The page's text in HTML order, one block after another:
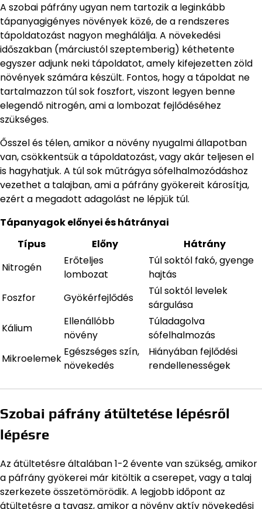
A szobai páfrány ugyan nem tartozik a leginkább
tápanyagigényes növények közé, de a rendszeres
tápoldatozást nagyon meghálálja. A növekedési
időszakban (márciustól szeptemberig) kéthetente
egyszer adjunk neki tápoldatot, amely kifejezetten zöld
növények számára készült. Fontos, hogy a tápoldat ne
tartalmazzon túl sok foszfort, viszont legyen benne
elegendő nitrogén, ami a lombozat fejlődéséhez
szükséges.
Ősszel és télen, amikor a növény nyugalmi állapotban
van, csökkentsük a tápoldatozást, vagy akár teljesen el
is hagyhatjuk. A túl sok műtrágya sófelhalmozódáshoz
vezethet a talajban, ami a páfrány gyökereit károsítja,
ezért a megadott adagolást ne lépjük túl.
Tápanyagok előnyei és hátrányai
Típus
Előny
Hátrány
Nitrogén
Erőteljes
lombozat
Túl soktól fakó, gyenge
hajtás
Foszfor
Gyökérfejlődés
Túl soktól levelek
sárgulása
Kálium
Ellenállóbb
növény
Túladagolva
sófelhalmozás
Mikroelemek
Egészséges szín,
növekedés
Hiányában fejlődési
rendellenességek
Szobai páfrány átültetése lépésről
lépésre
Az átültetésre általában 1-2 évente van szükség, amikor
a páfrány gyökerei már kitöltik a cserepet, vagy a talaj
szerkezete összetömörödik. A legjobb időpont az
átültetésre a tavasz, amikor a növény aktív növekedési